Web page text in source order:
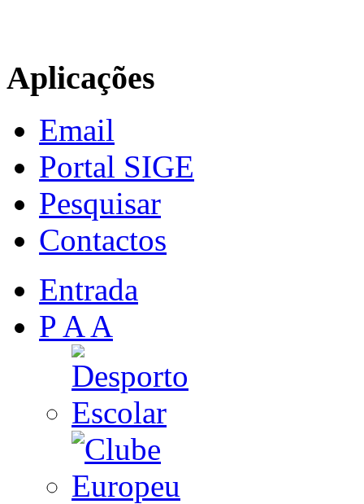
Aplicações
Email
Portal SIGE
Pesquisar
Contactos
Entrada
P A A